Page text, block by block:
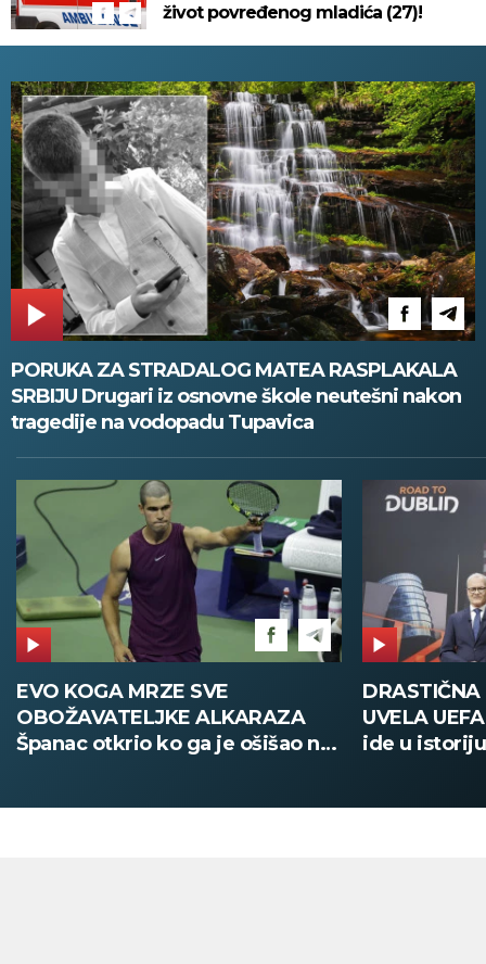
život povređenog mladića (27)!
PORUKA ZA STRADALOG MATEA RASPLAKALA
SRBIJU Drugari iz osnovne škole neutešni nakon
tragedije na vodopadu Tupavica
DRASTIČNA PROMENA KOJU JE
UVELA UEFA Stari način žreba
ide u istoriju, od sada sve
POŽAR U
Deca i